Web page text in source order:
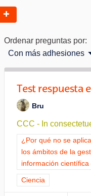
Ordenar preguntas por:
Con más adhesiones
Test respuesta
Bru
CCC - In
Resultados al filtrar
¿Por qué no se
los ámbitos de la
información
Resultados al filtrar
Ciencia